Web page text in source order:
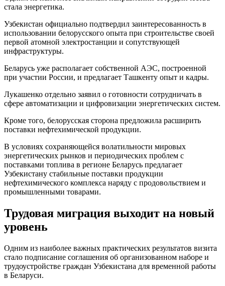
стала энергетика.
Узбекистан официально подтвердил заинтересованность в
использовании белорусского опыта при строительстве своей
первой атомной электростанции и сопутствующей
инфраструктуры.
Беларусь уже располагает собственной АЭС, построенной
при участии России, и предлагает Ташкенту опыт и кадры.
Лукашенко отдельно заявил о готовности сотрудничать в
сфере автоматизации и цифровизации энергетических систем.
Кроме того, белорусская сторона предложила расширить
поставки нефтехимической продукции.
В условиях сохраняющейся волатильности мировых
энергетических рынков и периодических проблем с
поставками топлива в регионе Беларусь предлагает
Узбекистану стабильные поставки продукции
нефтехимического комплекса наряду с продовольствием и
промышленными товарами.
Трудовая миграция выходит на новый
уровень
Одним из наиболее важных практических результатов визита
стало подписание соглашения об организованном наборе и
трудоустройстве граждан Узбекистана для временной работы
в Беларуси.